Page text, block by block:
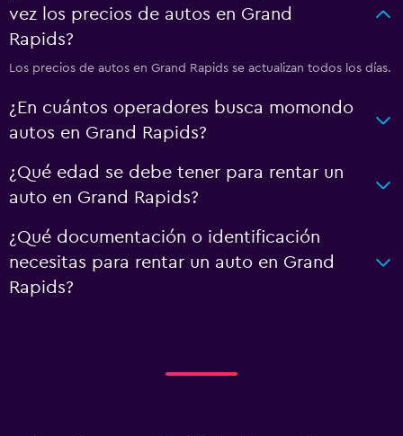
vez los precios de autos en Grand
Rapids?
Los precios de autos en Grand Rapids se actualizan todos los días.
¿En cuántos operadores busca momondo
autos en Grand Rapids?
¿Qué edad se debe tener para rentar un
auto en Grand Rapids?
¿Qué documentación o identificación
necesitas para rentar un auto en Grand
Rapids?